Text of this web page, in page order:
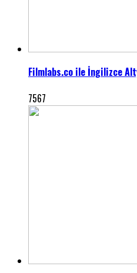
Filmlabs.co ile İngilizce
7567